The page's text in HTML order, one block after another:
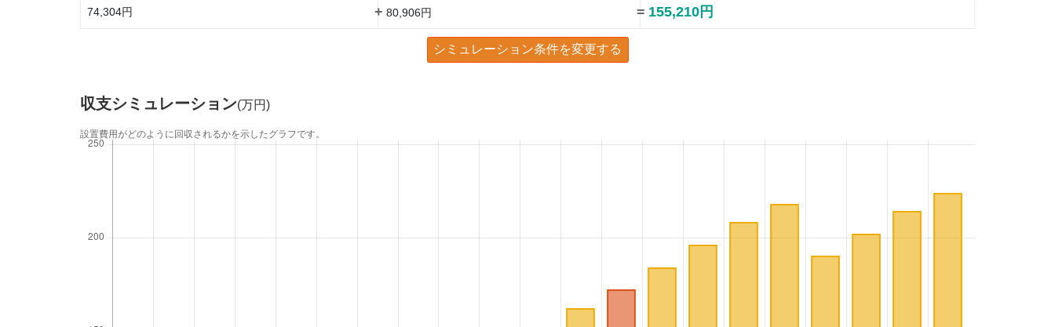
74,304円 + 80,906円 = 155,210円
シミュレーション条件を変更する
収支シミュレーション(万円)
設置費用がどのように回収されるかを示したグラフです。